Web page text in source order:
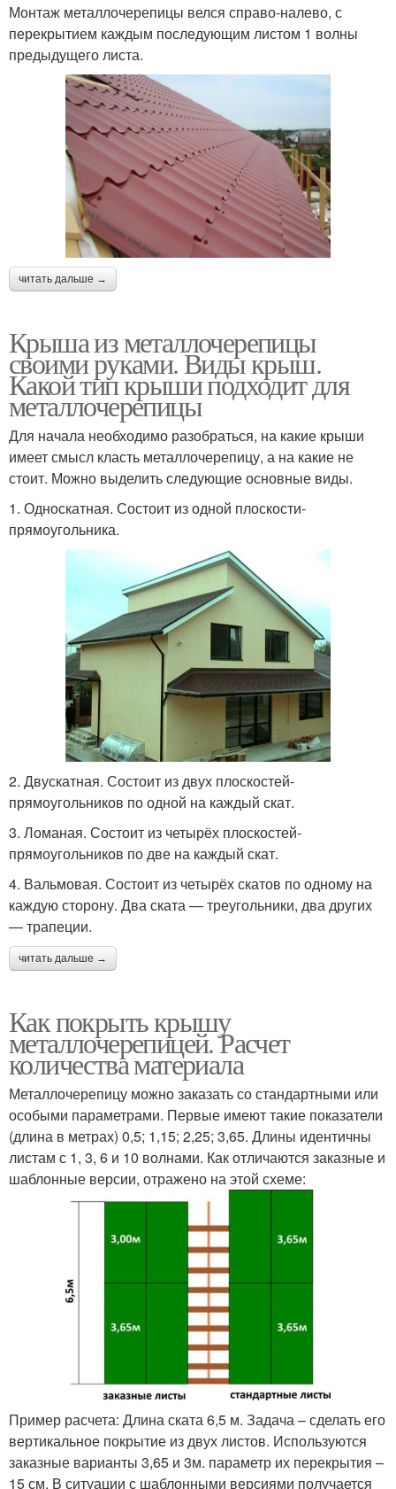
Монтаж металлочерепицы велся справо-налево, с
перекрытием каждым последующим листом 1 волны
предыдущего листа.
читать дальше →
Крыша из металлочерепицы
своими руками. Виды крыш.
Какой тип крыши подходит для
металлочерепицы
Для начала необходимо разобраться, на какие крыши
имеет смысл класть металлочерепицу, а на какие не
стоит. Можно выделить следующие основные виды.
1. Односкатная. Состоит из одной плоскости-
прямоугольника.
2. Двускатная. Состоит из двух плоскостей-
прямоугольников по одной на каждый скат.
3. Ломаная. Состоит из четырёх плоскостей-
прямоугольников по две на каждый скат.
4. Вальмовая. Состоит из четырёх скатов по одному на
каждую сторону. Два ската — треугольники, два других
— трапеции.
читать дальше →
Как покрыть крышу
металлочерепицей. Расчет
количества материала
Металлочерепицу можно заказать со стандартными или
особыми параметрами. Первые имеют такие показатели
(длина в метрах) 0,5; 1,15; 2,25; 3,65. Длины идентичны
листам с 1, 3, 6 и 10 волнами. Как отличаются заказные и
шаблонные версии, отражено на этой схеме:
Пример расчета: Длина ската 6,5 м. Задача – сделать его
вертикальное покрытие из двух листов. Используются
заказные варианты 3,65 и 3м. параметр их перекрытия –
15 см. В ситуации с шаблонными версиями получается